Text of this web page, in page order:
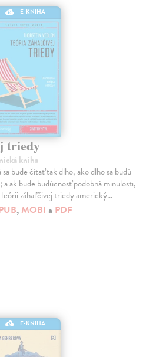
E-KNIHA
triedy
kniha
bude čítať tak dlho, ako dlho sa budú
ak bude budúcnosť podobná minulosti,
Teórii záhaľčivej triedy americký…
, MOBI a PDF
E-KNIHA